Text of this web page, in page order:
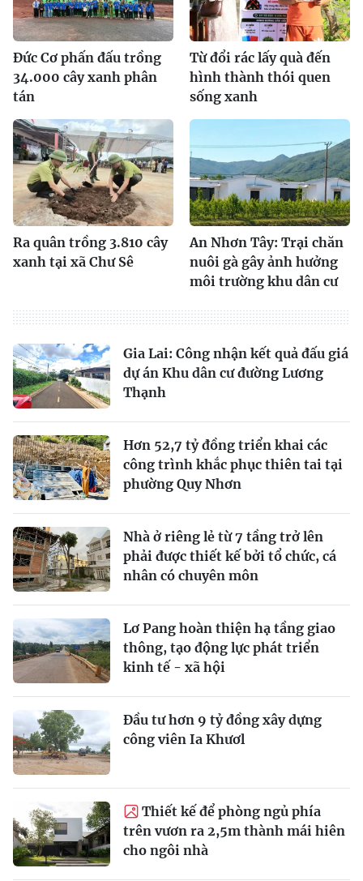
Đức Cơ phấn đấu trồng
34.000 cây xanh phân
tán
Từ đổi rác lấy quà đến
hình thành thói quen
sống xanh
Ra quân trồng 3.810 cây
xanh tại xã Chư Sê
An Nhơn Tây: Trại chăn
nuôi gà gây ảnh hưởng
môi trường khu dân cư
Gia Lai: Công nhận kết quả đấu giá
dự án Khu dân cư đường Lương
Thạnh
Hơn 52,7 tỷ đồng triển khai các
công trình khắc phục thiên tai tại
phường Quy Nhơn
Nhà ở riêng lẻ từ 7 tầng trở lên
phải được thiết kế bởi tổ chức, cá
nhân có chuyên môn
Lơ Pang hoàn thiện hạ tầng giao
thông, tạo động lực phát triển
kinh tế - xã hội
Đầu tư hơn 9 tỷ đồng xây dựng
công viên Ia Khươl
Thiết kế để phòng ngủ phía
trên vươn ra 2,5m thành mái hiên
cho ngôi nhà